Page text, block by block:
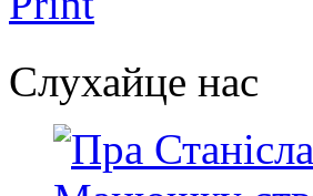
Слухайце нас